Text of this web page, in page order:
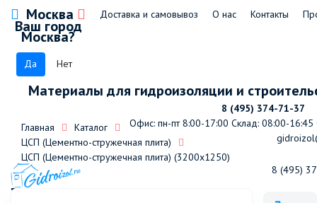
Москва
Ваш город
Москва?
Да Нет
Доставка и самовывоз О нас Контакты
Материалы для гидроизоляции и
8 (495) 374-71-37
Офис: пн-пт 8:00-17:00 Склад: 08:00-16:45
8 (495)
Главная
Каталог
ЦСП (Цементно-стружечная плита)
ЦСП (Цементно-стружечная плита) (3200х1250)
3200х1250х10мм